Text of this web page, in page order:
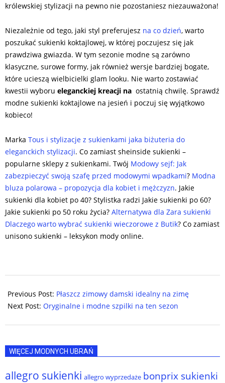
królewskiej stylizacji na pewno nie pozostaniesz niezauważona!
Niezależnie od tego, jaki styl preferujesz na co dzień, warto
poszukać sukienki koktajlowej, w której poczujesz się jak
prawdziwa gwiazda. W tym sezonie modne są zarówno
klasyczne, surowe formy, jak również wersje bardziej bogate,
które ucieszą wielbicielki glam looku. Nie warto zostawiać
kwestii wyboru eleganckiej kreacji na ostatnią chwilę. Sprawdź
modne sukienki koktajlowe na jesień i poczuj się wyjątkowo
kobieco!
Marka Tous i stylizacje z sukienkami jaka biżuteria do
eleganckich stylizacji. Co zamiast sheinside sukienki –
popularne sklepy z sukienkami. Twój Modowy sejf: Jak
zabezpieczyć swoją szafę przed modowymi wpadkami? Modna
bluza polarowa – propozycja dla kobiet i mężczyzn. Jakie
sukienki dla kobiet po 40? Stylistka radzi Jakie sukienki po 60?
Jakie sukienki po 50 roku życia? Alternatywa dla Zara sukienki
Dlaczego warto wybrać sukienki wieczorowe z Butik? Co zamiast
unisono sukienki – leksykon mody online.
12-
05
Previous Post: Płaszcz zimowy damski idealny na zimę
Next Post: Oryginalne i modne szpilki na ten sezon
WIĘCEJ MODNYCH UBRAŃ
allegro sukienki allegro wyprzedaże bonprix sukienki